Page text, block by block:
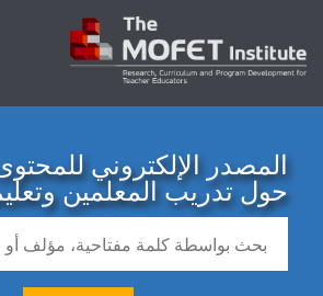
المصدر الإلكتروني
حول تدريب المعلمين